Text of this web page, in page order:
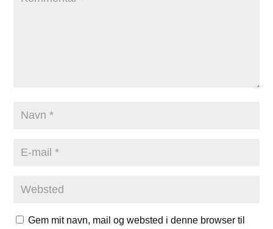
Gem mit navn, mail og websted i denne browser til